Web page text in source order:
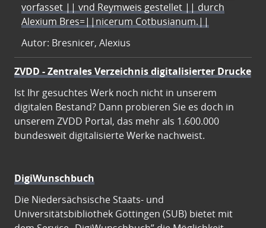
vorfasset || vnd Reymweis gestellet || durch
Alexium Bres=||nicerum Cotbusianum.||
Autor: Bresnicer, Alexius
ZVDD - Zentrales Verzeichnis digitalisierter Drucke
Ist Ihr gesuchtes Werk noch nicht in unserem
digitalen Bestand? Dann probieren Sie es doch in
unserem ZVDD Portal, das mehr als 1.600.000
bundesweit digitalisierte Werke nachweist.
DigiWunschbuch
Die Niedersächsische Staats- und
Universitätsbibliothek Göttingen (SUB) bietet mit